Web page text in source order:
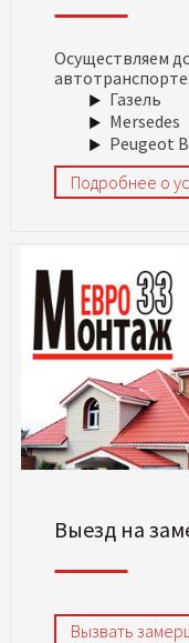
Осуществляем
автотранспорте:
Газель
Mersedes
Peugeot
Подробнее о
Выезд на
Вызвать